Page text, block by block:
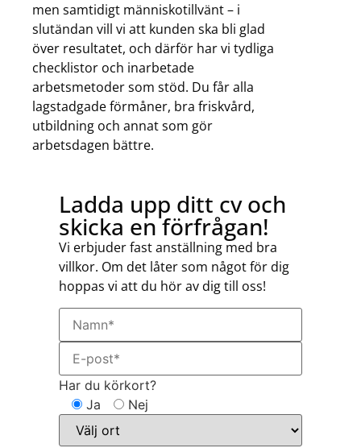
men samtidigt människotillvänt – i
slutändan vill vi att kunden ska bli glad
över resultatet, och därför har vi tydliga
checklistor och inarbetade
arbetsmetoder som stöd. Du får alla
lagstadgade förmåner, bra friskvård,
utbildning och annat som gör
arbetsdagen bättre.
Ladda upp ditt cv och
skicka en förfrågan!
Vi erbjuder fast anställning med bra
villkor. Om det låter som något för dig
hoppas vi att du hör av dig till oss!
Har du körkort?
Ja
Nej